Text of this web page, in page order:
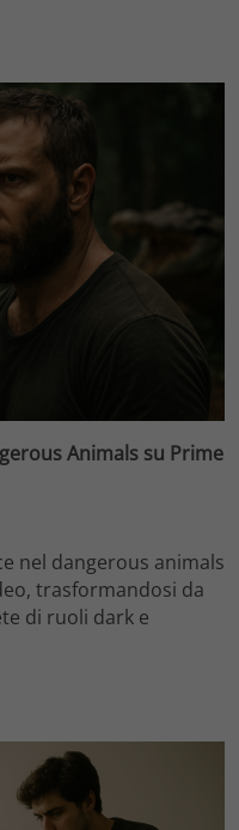
Animals su Prime
nel dangerous animals
trasformandosi da
di ruoli dark e